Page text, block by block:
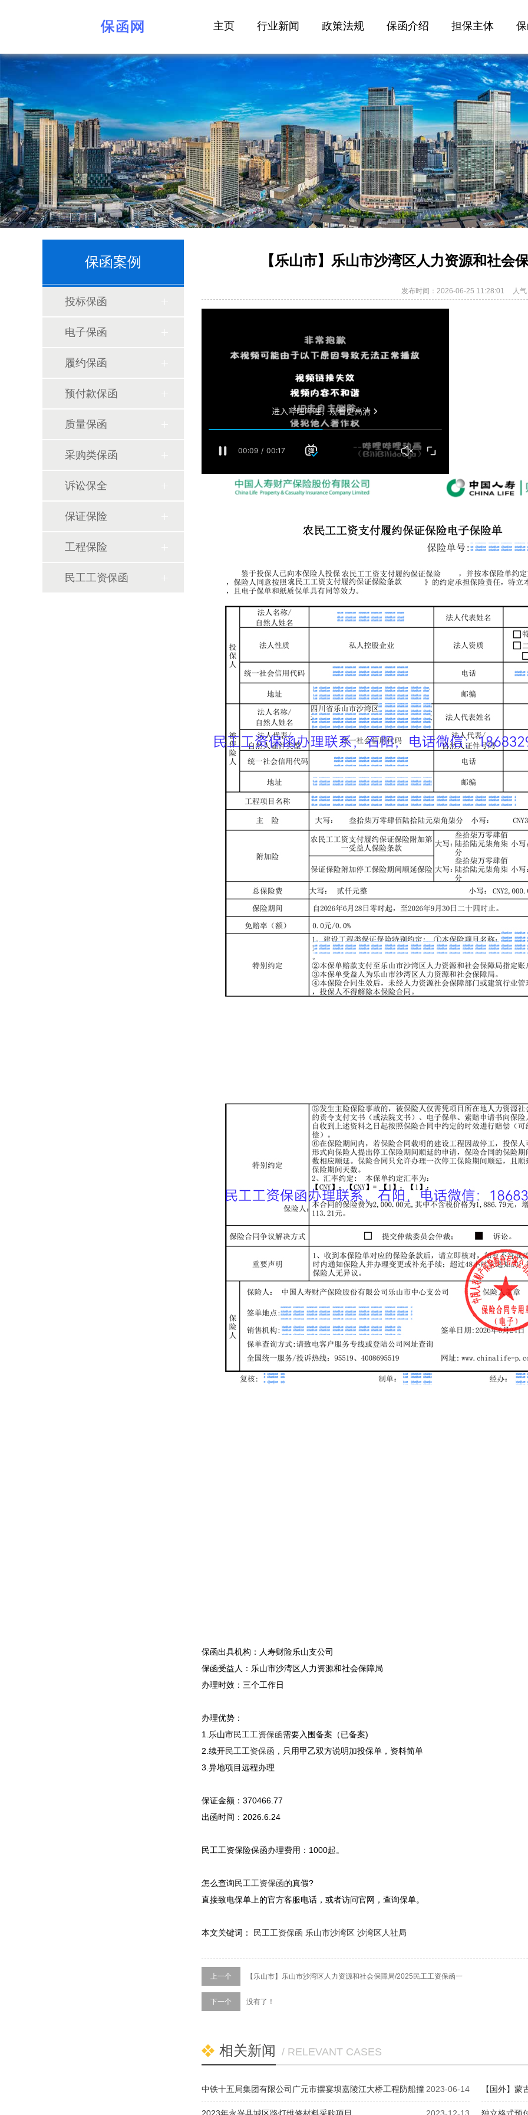
主页 行业新闻 政策法规 保函介绍 担保主体
保函案例
投标保函
电子保函
履约保函
预付款保函
质量保函
采购类保函
诉讼保全
保证保险
工程保险
民工工资保函
【乐山市】乐山市沙湾区人力资源和社会
发布时间：2026-06-25 11:28:01 人
保函出具机构：人寿财险乐山支公司
保函受益人： 乐山市沙湾区人力资源和社会保障局
办理时效：三个工作日
办理优势：
1.乐山市民工工资保函需要入围备案（已备案)
2.续开民工工资保函 ，只用甲乙双方说明加投保单，资料简单
3.异地项目远程办理
保证金额： 370466.77
出函时间： 2026.6.24
民工工资保险保函办理费用：1000起。
怎么查询民工工资保函的真假?
直接致电保单上的官方客服电话，或者访问官网，查询保单。
本文关键词： 民工工资保函 乐山市沙湾区 沙湾区人社局
上一个 【乐山市】乐山市沙湾区人力资源和社会保障局/2025民工工资保函一
下一个 没有了！
相关新闻 / RELEVANT CASES
2023-06-14
中铁十五局集团有限公司广元市摆宴坝嘉陵江大桥工程防船撞
设施项目防撞设施竞争性谈判采购公告
【国外】
2023-12-13
2023年永兴县城区路灯维修材料采购项目 独立格式预